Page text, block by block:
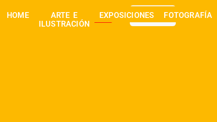
HOME
ARTE E
ILUSTRACIÓN
EXPOSICIONES FOTOGRAFÍA
buscar 0,00